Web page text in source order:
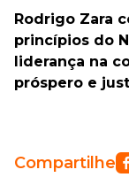
Rodrigo Zara
princípios do
liderança na
próspero e
Compartilhe